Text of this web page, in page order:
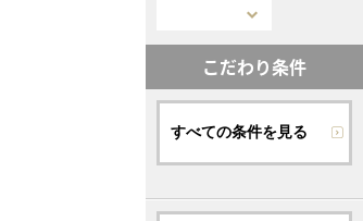
こだわり条件
すべての条件を見る